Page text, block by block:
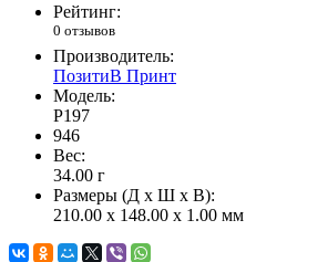
Рейтинг:
0 отзывов
Производитель:
ПозитиВ Принт
Модель:
P197
946
Вес:
34.00 г
Размеры (Д x Ш x В):
210.00 x 148.00 x 1.00 мм